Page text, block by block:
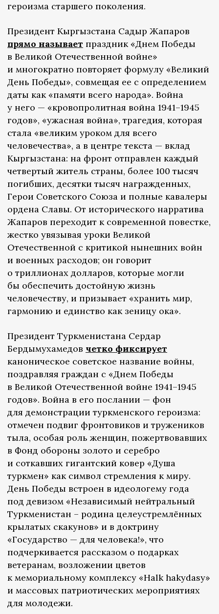
героизма старшего поколения.
Президент Кыргызстана Садыр Жапаров
прямо называет праздник «Днем Победы
в Великой Отечественной войне»
и многократно повторяет формулу «Великий
День Победы», совмещая ее с определением
даты как «памяти всего народа». Война
у него — «кровопролитная война 1941–1945
годов», «ужасная война», трагедия, которая
стала «великим уроком для всего
человечества», а в центре текста — вклад
Кыргызстана: на фронт отправлен каждый
четвертый житель страны, более 100 тысяч
погибших, десятки тысяч награжденных,
Герои Советского Союза и полные кавалеры
ордена Славы. От исторического нарратива
Жапаров переходит к современной повестке,
жестко увязывая уроки Великой
Отечественной с критикой нынешних войн
и военных расходов; он говорит
о триллионах долларов, которые могли
бы обеспечить достойную жизнь
человечеству, и призывает «хранить мир,
гармонию и единство как зеницу ока».
Президент Туркменистана Сердар
Бердымухамедов четко фиксирует
каноническое советское название войны,
поздравляя граждан с «Днем Победы
в Великой Отечественной войне 1941–1945
годов». Война в его послании — фон
для демонстрации туркменского героизма:
отмечен подвиг фронтовиков и тружеников
тыла, особая роль женщин, пожертвовавших
в Фонд обороны золото и серебро
и соткавших гигантский ковер «Душа
туркмен» как символ стремления к миру.
День Победы встроен в идеологему года
под девизом «Независимый нейтральный
Туркменистан – родина целеустремлённых
крылатых скакунов» и в доктрину
«Государство — для человека!», что
подчеркивается рассказом о подарках
ветеранам, возложении цветов
к мемориальному комплексу «Halk hakydasy»
и массовых патриотических мероприятиях
для молодежи.